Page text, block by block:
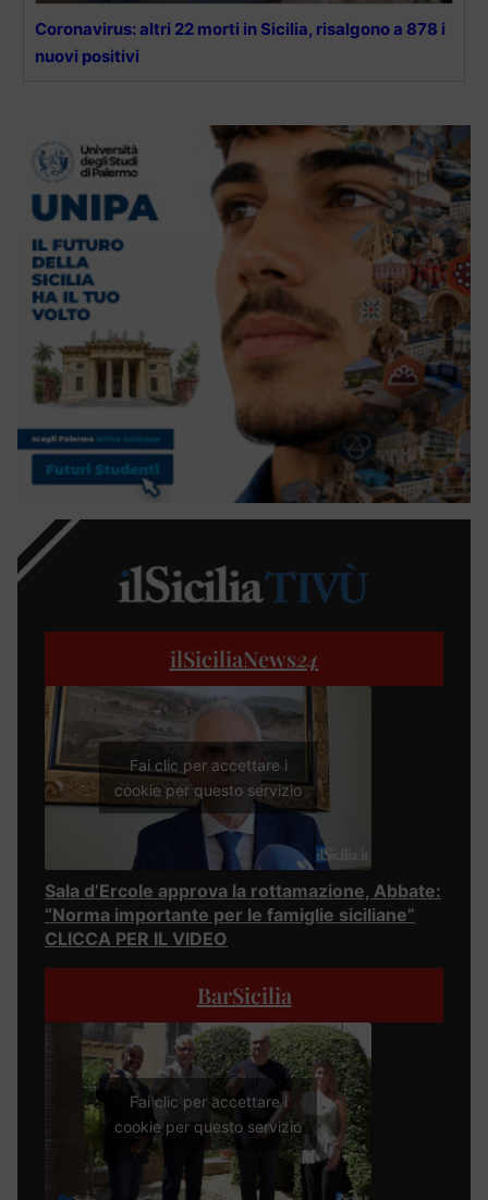
Coronavirus: altri 22 morti in Sicilia, risalgono a 878 i
nuovi positivi
ilSiciliaNews24
Fai clic per accettare i
cookie per questo servizio
Sala d’Ercole approva la rottamazione, Abbate:
“Norma importante per le famiglie siciliane”
CLICCA PER IL VIDEO
BarSicilia
Fai clic per accettare i
cookie per questo servizio